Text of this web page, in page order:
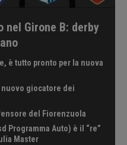
Girone B: derby
è tutto pronto per la nuova
giocatore dei
del Fiorenzuola
Programma Auto) è il “re”
Master